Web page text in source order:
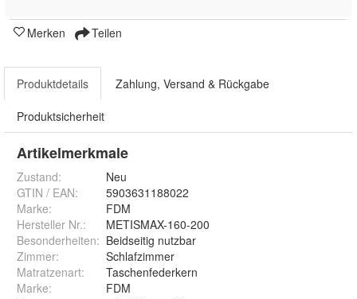
Merken Teilen
Produktdetails Zahlung, Versand & Rückgabe
Produktsicherheit
Artikelmerkmale
Zustand:
Neu
GTIN / EAN:
5903631188022
Marke:
FDM
Hersteller Nr.:
METISMAX-160-200
Besonderheiten: Beidseitig nutzbar
Zimmer:
Schlafzimmer
Matratzenart:
Taschenfederkern
Marke:
FDM